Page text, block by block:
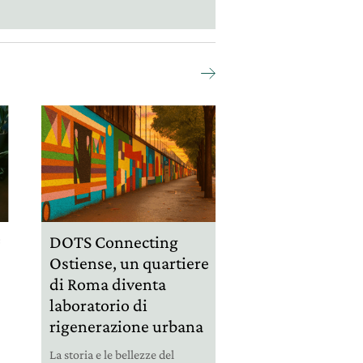
DOTS Connecting
Ostiense, un quartiere
di Roma diventa
laboratorio di
rigenerazione urbana
La storia e le bellezze del